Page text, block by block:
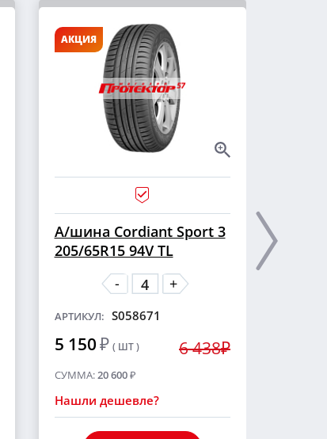
АКЦИЯ
А/шина Cordiant Sport 3
205/65R15 94V TL
-
+
АРТИКУЛ: S058671
5 150₽ ( ШТ ) 6 438₽
СУММА: 20 600₽
Нашли дешевле?